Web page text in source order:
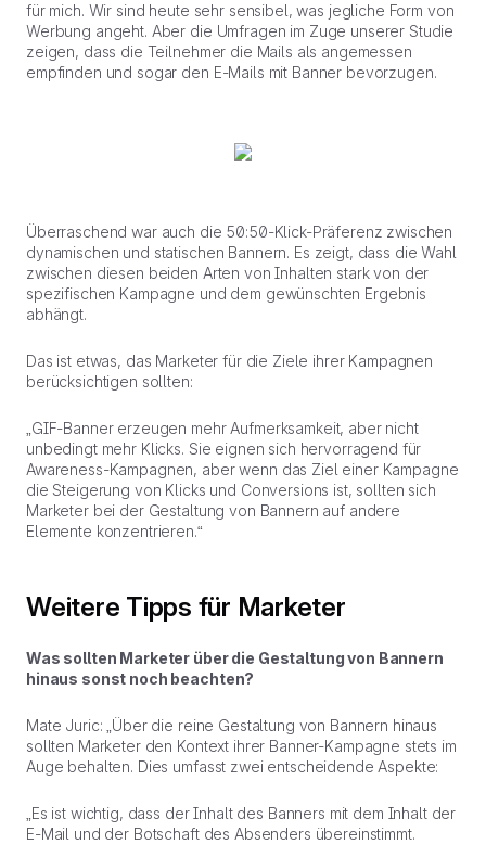
für mich. Wir sind heute sehr sensibel, was jegliche Form von
Werbung angeht. Aber die Umfragen im Zuge unserer Studie
zeigen, dass die Teilnehmer die Mails als angemessen
empfinden und sogar den E-Mails mit Banner bevorzugen.
Überraschend war auch die 50:50-Klick-Präferenz zwischen
dynamischen und statischen Bannern. Es zeigt, dass die Wahl
zwischen diesen beiden Arten von Inhalten stark von der
spezifischen Kampagne und dem gewünschten Ergebnis
abhängt.
Das ist etwas, das Marketer für die Ziele ihrer Kampagnen
berücksichtigen sollten:
„GIF-Banner erzeugen mehr Aufmerksamkeit, aber nicht
unbedingt mehr Klicks. Sie eignen sich hervorragend für
Awareness-Kampagnen, aber wenn das Ziel einer Kampagne
die Steigerung von Klicks und Conversions ist, sollten sich
Marketer bei der Gestaltung von Bannern auf andere
Elemente konzentrieren.“
Weitere Tipps für Marketer
Was sollten Marketer über die Gestaltung von Bannern
hinaus sonst noch beachten?
Mate Juric: „Über die reine Gestaltung von Bannern hinaus
sollten Marketer den Kontext ihrer Banner-Kampagne stets im
Auge behalten. Dies umfasst zwei entscheidende Aspekte:
„Es ist wichtig, dass der Inhalt des Banners mit dem Inhalt der
E-Mail und der Botschaft des Absenders übereinstimmt.